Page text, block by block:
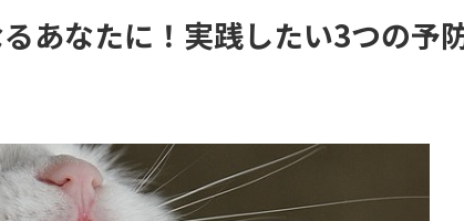
あなたに！実践したい3つの予